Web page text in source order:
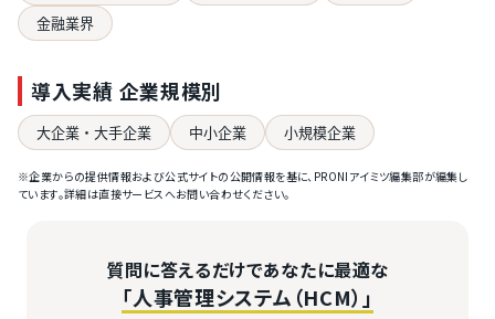
金融業界
導入実績 企業規模別
大企業・大手企業 中小企業 小規模企業
※企業からの提供情報および公式サイトの公開情報を基に、PRONIアイミツ編集部が編集し
ています。詳細は直接サービスへお問い合わせください。
質問に答えるだけであなたに最適な
「人事管理システム（HCM）」